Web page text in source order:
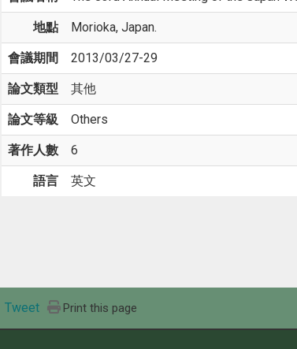
地點 Morioka, Japan.
會議期間 2013/03/27-29
論文類型 其他
論文等級 Others
著作人數 6
語言 英文
Tweet Print this page